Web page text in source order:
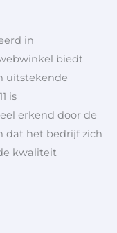
in
biedt
uitstekende
is
erkend door de
dat het bedrijf zich
kwaliteit